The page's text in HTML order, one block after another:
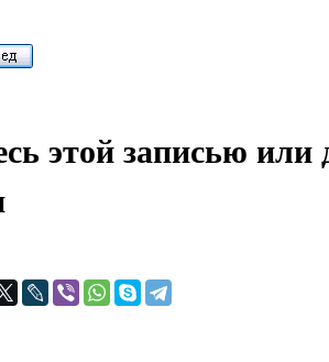
этой записью или